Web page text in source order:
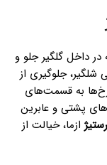
داخل گلگیر جلو و
جلوگیری از
به قسمت‌های
پشتی و عابرین
ازما، خیالت از